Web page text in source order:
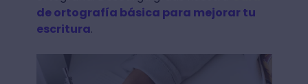
de ortografía básica para mejorar tu
escritura.